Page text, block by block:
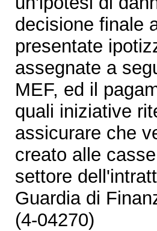
decisione finale
presentate
assegnate a
MEF, ed il
quali iniziative
assicurare che
creato alle
settore
Guardia di
(4-04270)